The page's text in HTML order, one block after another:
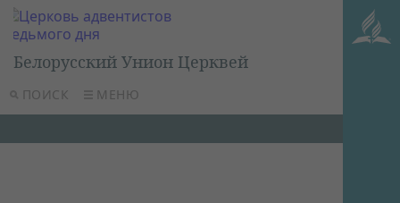
ПОИСК МЕНЮ
Белорусский Унион Церквей